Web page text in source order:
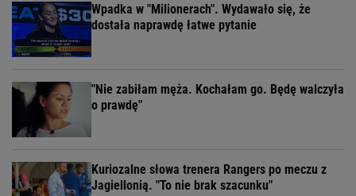
Wpadka w "Milionerach". Wydawało się, że
dostała naprawdę łatwe pytanie
"Nie zabiłam męża. Kochałam go. Będę walczyła
o prawdę"
Kuriozalne słowa trenera Rangers po meczu z
Jagiellonią. "To nie brak szacunku"